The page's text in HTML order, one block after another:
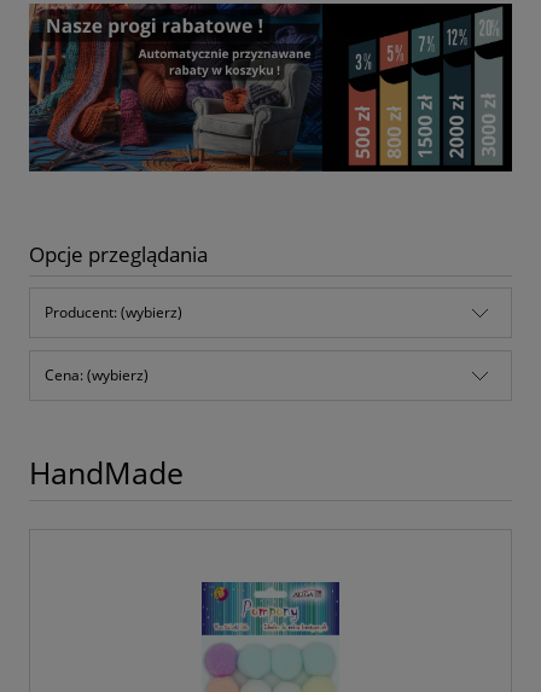
Opcje przeglądania
Producent: (wybierz)
Cena: (wybierz)
HandMade